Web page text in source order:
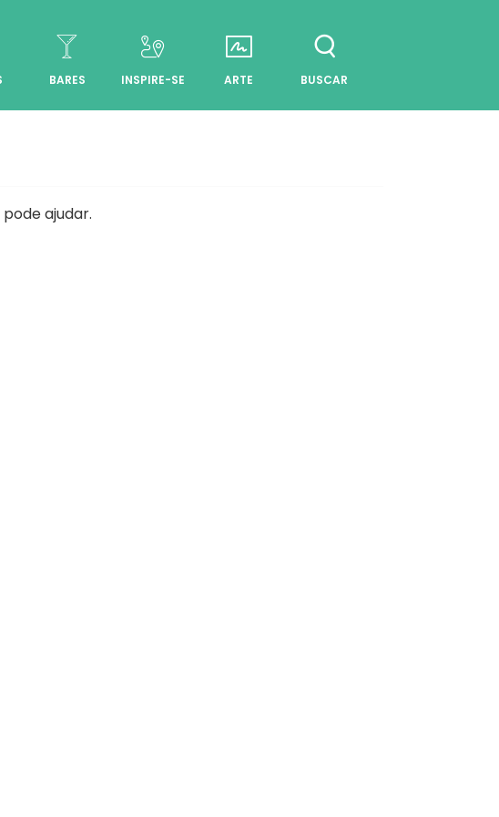
BARES INSPIRE-SE ARTE BUSCAR
ajudar.